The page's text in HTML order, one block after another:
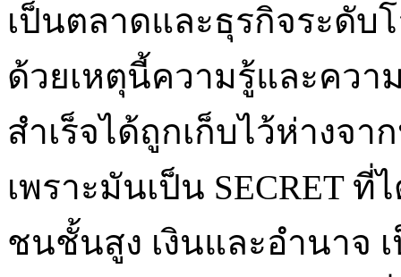
เป็นตลาดและธุรกิจระดับ
ด้วยเหตุนี้ความรู้และควา
สำเร็จได้ถูกเก็บไว้ห่างจ
เพราะมันเป็น SECRET
ชนชั้นสูง เงินและอำนาจ